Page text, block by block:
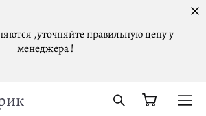
,уточняйте правильную цену у
менеджера !